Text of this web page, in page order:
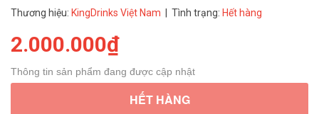
Thương hiệu: KingDrinks Việt Nam | Tình trạng: Hết hàng
2.000.000₫
Thông tin sản phẩm đang được cập nhật
HẾT HÀNG